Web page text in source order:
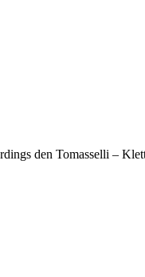
den Tomasselli –